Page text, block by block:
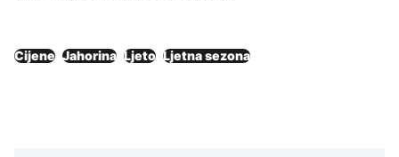
Cijene Jahorina Ljeto Ljetna sezona